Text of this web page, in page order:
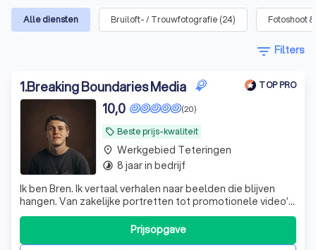
Alle diensten Bruiloft- / Trouwfotografie (24) Fotoshoot
filter_list Filters
1.Breaking Boundaries Media TOP PRO
local_offer Beste prijs-kwaliteit
(20)
10,0
Ik ben Bren. Ik vertaal verhalen naar beelden die blijven
hangen. Van zakelijke portretten tot promotionele video’s:
met een frisse blik en oog voor detail breng ik jouw verhaal
Prijsopgave
place Werkgebied Teteringen
timelapse 8 jaar in bedrijf